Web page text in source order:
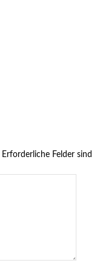
Erforderliche Felder sind